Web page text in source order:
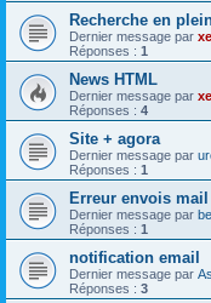
Recherche en
Dernier message par
Réponses : 1
News HTML
Dernier message par
Réponses : 4
Site + agora
Dernier message par
Réponses : 1
Erreur envois mail
Dernier message par
Réponses : 1
notification email
Dernier message par
Réponses : 3